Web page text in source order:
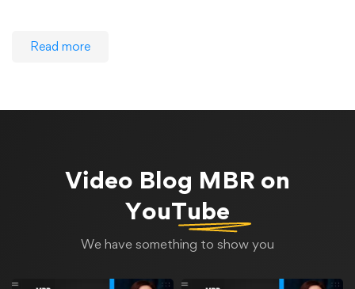
Read more
Video Blog MBR on
YouTube
We have something to show you